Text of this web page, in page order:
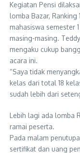
Kegiatan Pensi
lomba Bazar, Ranking
mahasiswa semester
masing-masing.
mengaku cukup
acara ini.
“Saya tidak
kelas dari total 18
sudah lebih dari
Lebih lagi ada lomba
ramai peserta.
Pada malam
sertifikat dan uang